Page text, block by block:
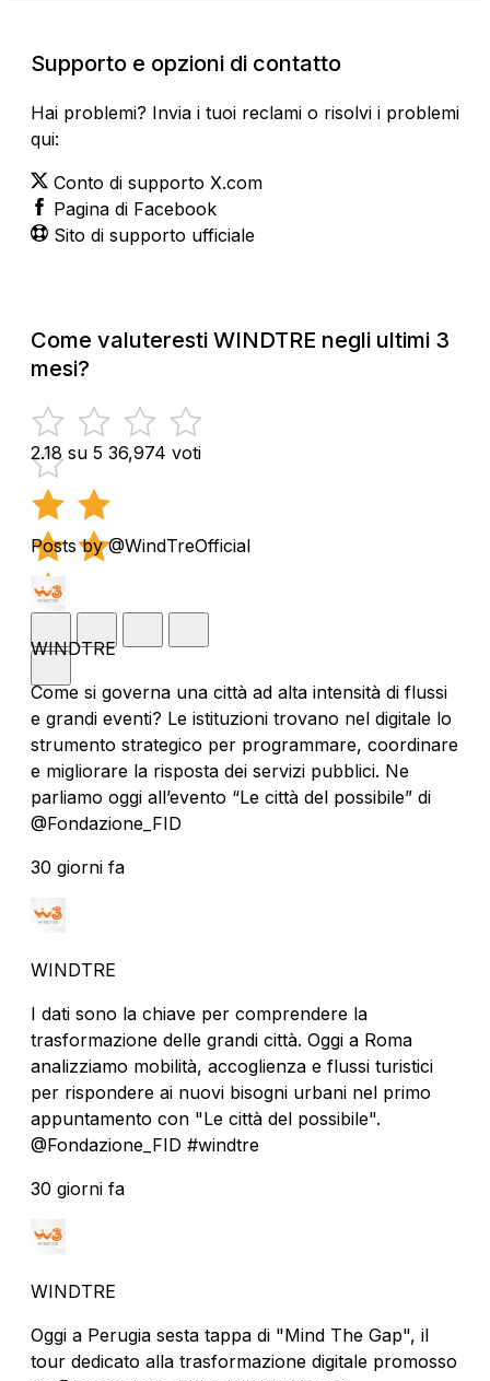
Supporto e opzioni di contatto
Hai problemi? Invia i tuoi reclami o risolvi i problemi
qui:
Conto di supporto X.com
Pagina di Facebook
Sito di supporto ufficiale
Come valuteresti WINDTRE negli ultimi 3
mesi?
2.18 su 5 36,974 voti
Posts by @WindTreOfficial
WINDTRE
Come si governa una città ad alta intensità di flussi
e grandi eventi? Le istituzioni trovano nel digitale lo
strumento strategico per programmare, coordinare
e migliorare la risposta dei servizi pubblici. Ne
parliamo oggi all’evento “Le città del possibile” di
@Fondazione_FID
30 giorni fa
WINDTRE
I dati sono la chiave per comprendere la
trasformazione delle grandi città. Oggi a Roma
analizziamo mobilità, accoglienza e flussi turistici
per rispondere ai nuovi bisogni urbani nel primo
appuntamento con "Le città del possibile".
@Fondazione_FID #windtre
30 giorni fa
WINDTRE
Oggi a Perugia sesta tappa di "Mind The Gap", il
tour dedicato alla trasformazione digitale promosso